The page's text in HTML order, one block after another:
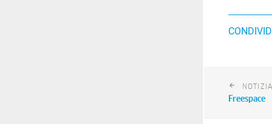
CONDIVIDI
Freespace